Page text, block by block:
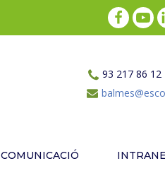
93 217 86 12
COMUNICACIÓ